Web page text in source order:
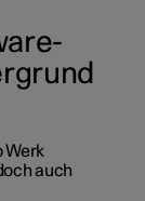
Werk
auch